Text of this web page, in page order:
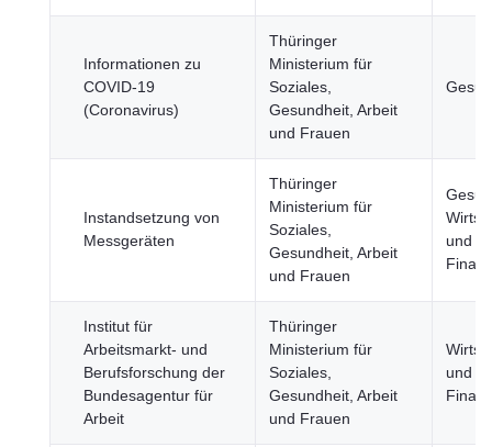
Informationen zu
COVID-19
(Coronavirus)
Thüringer
Ministerium für
Soziales,
Gesundheit, Arbeit
und Frauen
Instandsetzung von
Messgeräten
Thüringer
Ministerium für
Soziales,
Gesundheit, Arbeit
und Frauen
und
Institut für
Arbeitsmarkt- und
Berufsforschung der
Bundesagentur für
Arbeit
Thüringer
Ministerium für
Soziales,
Gesundheit, Arbeit
und Frauen
und